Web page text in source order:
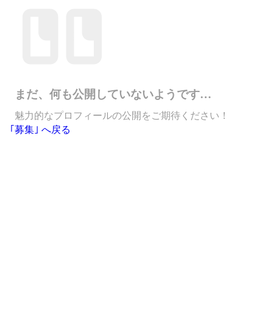
まだ、何も公開していないようです…
魅力的なプロフィールの公開をご期待ください！
｢募集｣ へ戻る